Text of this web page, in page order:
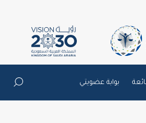
بوابة عضويتي